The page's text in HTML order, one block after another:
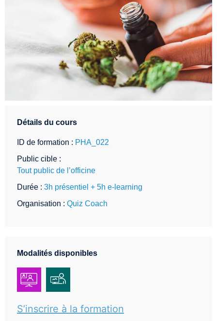
Détails du cours
ID de formation : PHA_022
Public cible :
Tout public de l’officine
Durée : 3h présentiel + 5h e-learning
Organisation : Quiz Coach
Modalités disponibles
S’inscrire à la formation